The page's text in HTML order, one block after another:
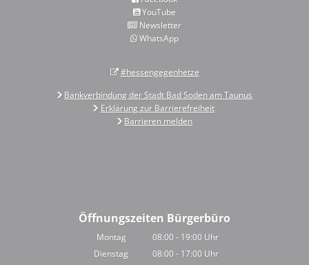
YouTube
Newsletter
WhatsApp
#hessengegenhetze
Bankverbindung der Stadt Bad Soden am Taunus
Erklärung zur Barrierefreiheit
Barrieren melden
Öffnungszeiten Bürgerbüro
Montag 08:00- 19:00 Uhr
Von 08:00 bis 19:00 Uhr
Dienstag 08:00- 17:00 Uhr